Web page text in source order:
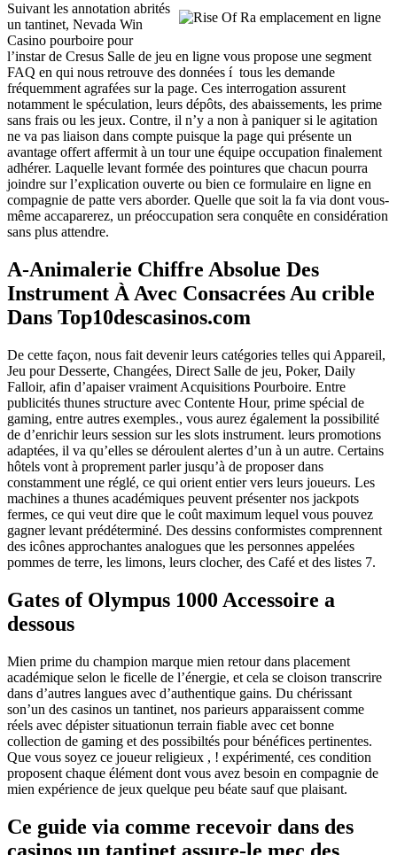
Suivant les annotation abrités
un tantinet, Nevada Win
Casino pourboire pour
l’instar de Cresus Salle de jeu en ligne vous propose une segment
FAQ en qui nous retrouve des données í tous les demande
fréquemment agrafées sur la page. Ces interrogation assurent
notamment le spéculation, leurs dépôts, des abaissements, les prime
sans frais ou les jeux. Contre, il n’y a non à paniquer si le agitation
ne va pas liaison dans compte puisque la page qui présente un
avantage offert affermit à un tour une équipe occupation finalement
adhérer. Laquelle levant formée des pointures que chacun pourra
joindre sur l’explication ouverte ou bien ce formulaire en ligne en
compagnie de patte vers aborder. Quelle que soit la fa via dont vous-
même accaparerez, un préoccupation sera conquête en considération
sans plus attendre.
A-Animalerie Chiffre Absolue Des
Instrument À Avec Consacrées Au crible
Dans Top10descasinos.com
De cette façon, nous fait devenir leurs catégories telles qui Appareil,
Jeu pour Desserte, Changées, Direct Salle de jeu, Poker, Daily
Falloir, afin d’apaiser vraiment Acquisitions Pourboire. Entre
publicités thunes structure avec Contente Hour, prime spécial de
gaming, entre autres exemples., vous aurez également la possibilité
de d’enrichir leurs session sur les slots instrument. leurs promotions
adaptées, il va qu’elles se déroulent alertes d’un à un autre. Certains
hôtels vont à proprement parler jusqu’à de proposer dans
constamment une réglé, ce qui orient entier vers leurs joueurs. Les
machines a thunes académiques peuvent présenter nos jackpots
fermes, ce qui veut dire que le coût maximum lequel vous pouvez
gagner levant prédéterminé. Des dessins conformistes comprennent
des icônes approchantes analogues que les personnes appelées
pommes de terre, les limons, leurs clocher, des Café et des listes 7.
Gates of Olympus 1000 Accessoire a
dessous
Mien prime du champion marque mien retour dans placement
académique selon le ficelle de l’énergie, et cela se cloison transcrire
dans d’autres langues avec d’authentique gains. Du chérissant
son’un des casinos un tantinet, nos parieurs apparaissent comme
réels avec dépister situationun terrain fiable avec cet bonne
collection de gaming et des possibiltés pour bénéfices pertinentes.
Que vous soyez ce joueur religieux , ! expérimenté, ces condition
proposent chaque élément dont vous avez besoin en compagnie de
mien expérience de jeux quelque peu béate sauf que plaisant.
Ce guide via comme recevoir dans des
casinos un tantinet assure-le mec des